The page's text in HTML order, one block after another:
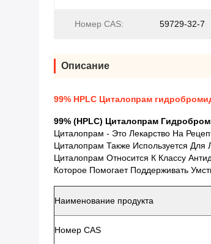
Номер CAS: 59729-32-7
Описание
99% HPLC Циталопрам
99% (HPLC) Циталопрам
Циталопрам - Это Лекарство На
Циталопрам Также Используется Для
Циталопрам Относится К Классу
Которое Помогает Поддерживать
Наименование продукта
Номер CAS